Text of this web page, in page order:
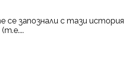
запознали с тази история